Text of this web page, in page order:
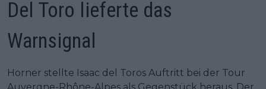
Del Toro lieferte das
Warnsignal
Horner stellte Isaac del Toros Auftritt bei der Tour
Auvergne-Rhône-Alpes als Gegenstück heraus. Der